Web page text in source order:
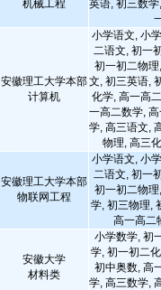
机械工程
英语, 初三数
安徽理工大学本部
计算机
小学语文, 小
二语文, 初一
初一初二物
文, 初三英语,
化学, 高一高
一高二数学,
学, 高三语文,
物理, 高三
安徽理工大学本部
物联网工程
小学语文, 小
二语文, 初一
初一初二物
学, 初三物理,
高一高二
安徽大学
材料类
小学数学, 初
学, 初一初二
初中奥数, 高
学, 高三数学,